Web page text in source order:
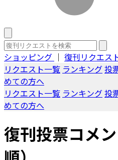
ショッピング ｜ 復刊リクエス
リクエスト一覧 ランキング投
めての方へ
リクエスト一覧 ランキング投
めての方へ
復刊投票コメ